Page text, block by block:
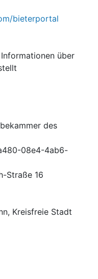
bieterportal
über
des
08e4-4ab6-
Straße 16
Kreisfreie Stadt